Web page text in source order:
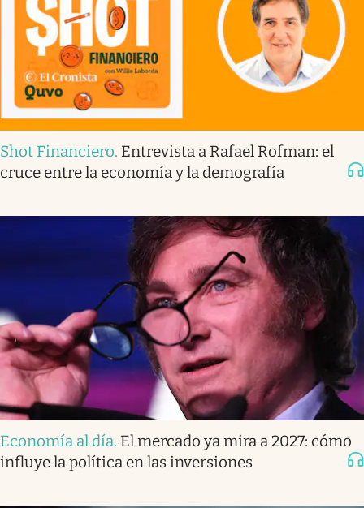
Shot Financiero. Entrevista a Rafael Rofman: el
cruce entre la economía y la demografía
Economía al día. El mercado ya mira a 2027: cómo
influye la política en las inversiones